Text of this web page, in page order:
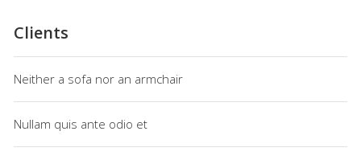
Clients
Neither a sofa nor an armchair
Nullam quis ante odio et